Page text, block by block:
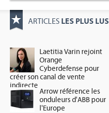
ARTICLES LES PLUS LUS
Laetitia Varin rejoint
Orange
Cyberdefense pour
créer son canal de vente
indirecte
Arrow référence les
onduleurs d'ABB pour
l'Europe